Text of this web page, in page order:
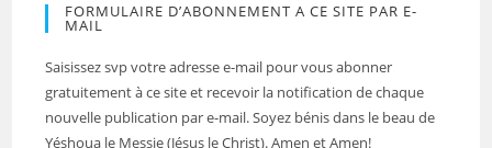
FORMULAIRE D’ABONNEMENT A CE SITE PAR E-
MAIL
Saisissez svp votre adresse e-mail pour vous abonner
gratuitement à ce site et recevoir la notification de chaque
nouvelle publication par e-mail. Soyez bénis dans le beau de
Yéshoua le Messie (Jésus le Christ). Amen et Amen!